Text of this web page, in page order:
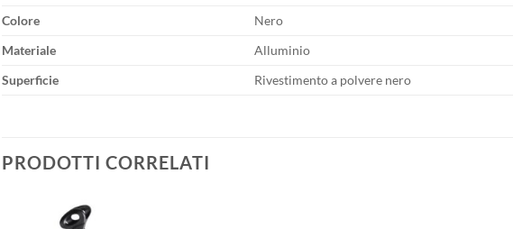
Colore
Nero
Materiale
Alluminio
Superficie
Rivestimento a polvere nero
PRODOTTI CORRELATI